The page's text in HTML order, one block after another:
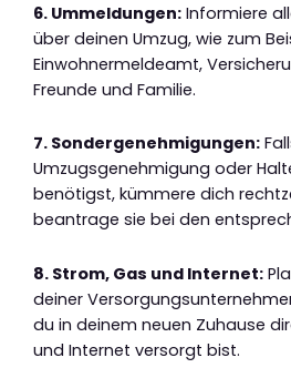
6. Ummeldungen: Informiere
über deinen Umzug, wie zum
Einwohnermeldeamt,
Freunde und Familie.
7. Sondergenehmigungen:
Umzugsgenehmigung oder
benötigst, kümmere dich
beantrage sie bei den
8. Strom, Gas und Internet:
deiner
du in deinem neuen Zuhause
und Internet versorgt bist.